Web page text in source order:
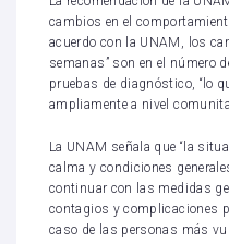
cambios en el
acuerdo con la UNAM, los
semanas” son en el número
pruebas de diagnóstico, “lo
ampliamente a nivel
La UNAM señala que “la
calma y condiciones
continuar con las medidas
contagios y complicaciones
caso de las personas más